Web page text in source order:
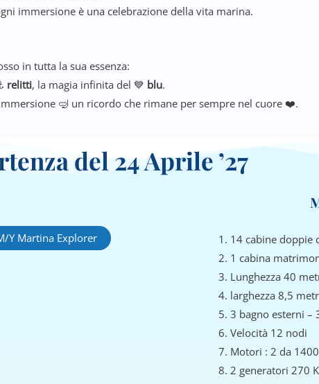
immersione è una celebrazione della vita marina.
in tutta la sua essenza:
relitti, la magia infinita del 💙 blu.
🤿 un ricordo che rimane per sempre nel cuore ❤️.
del 24 Aprile ’27
Y Martina Explorer
14 cabine doppie
1 cabina
Lunghezza 40
larghezza 8,5
3 bagno esterni –
Velocità 12 nodi
Motori : 2 da
2 generatori 270